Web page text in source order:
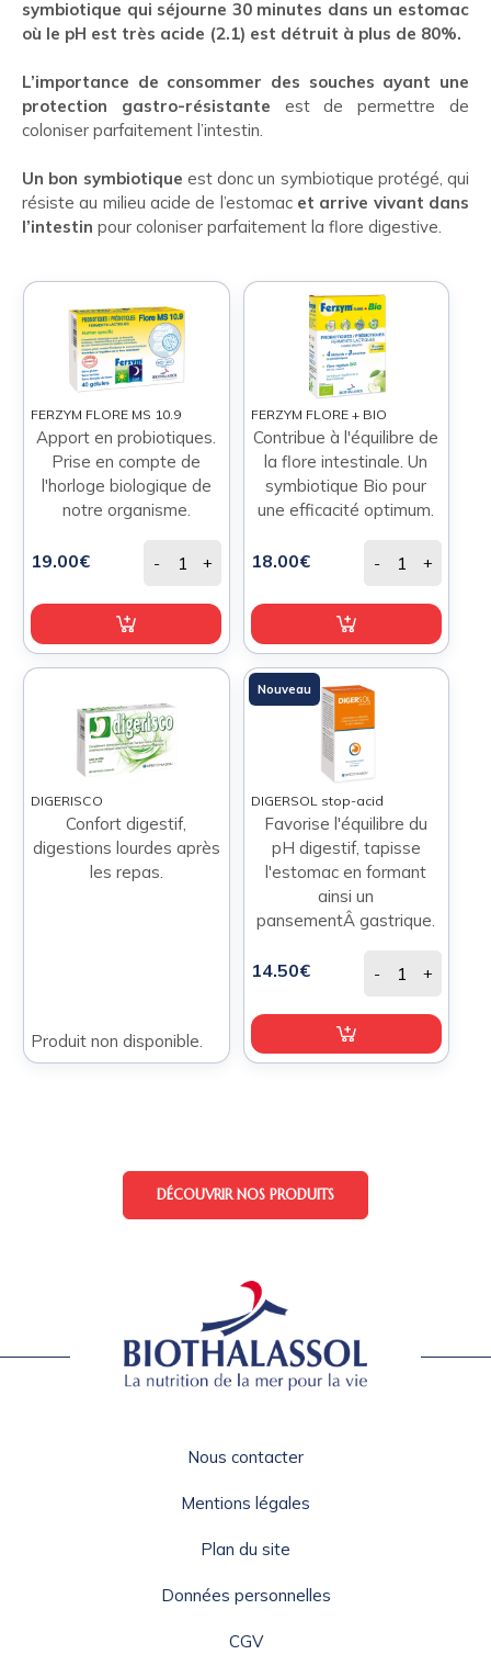
symbiotique qui séjourne 30 minutes dans un estomac
où le pH est très acide (2.1) est détruit à plus de 80%.
L’importance de consommer des souches ayant une
protection gastro-résistante est de permettre de
coloniser parfaitement l’intestin.
Un bon symbiotique est donc un symbiotique protégé, qui
résiste au milieu acide de l’estomac et arrive vivant dans
l’intestin pour coloniser parfaitement la flore digestive.
FERZYM FLORE MS 10.9
Apport en probiotiques.
Prise en compte de
l'horloge biologique de
notre organisme.
19.00€ - +
FERZYM FLORE + BIO
Contribue à l'équilibre de
la flore intestinale. Un
symbiotique Bio pour
une efficacité optimum.
18.00€ - +
DIGERISCO
Confort digestif,
digestions lourdes après
les repas.
Produit non disponible.
Nouveau
DIGERSOL stop-acid
Favorise l'équilibre du
pH digestif, tapisse
l'estomac en formant
ainsi un
pansementÂ gastrique.
14.50€ - +
DÉCOUVRIR NOS PRODUITS
Nous contacter
Mentions légales
Plan du site
Données personnelles
CGV